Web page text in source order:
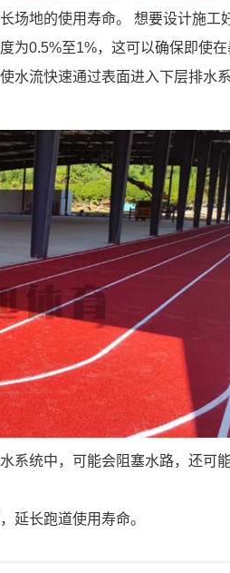
场地的使用寿命。 想要设计施
0.5%至1%，这可以确保即使在
流快速通过表面进入下层排水
系统中，可能会阻塞水路，还可
延长跑道使用寿命。